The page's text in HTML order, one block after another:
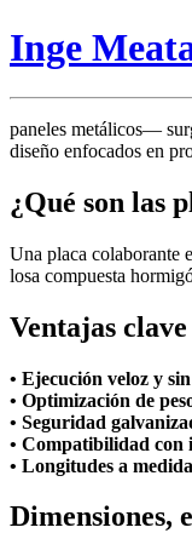
Inge
paneles metálicos—
diseño enfocados en
¿Qué son las
Una placa colaborante
losa compuesta
Ventajas
• Ejecución veloz y
• Optimización de
• Seguridad
• Compatibilidad con
• Longitudes a
Dimensiones,